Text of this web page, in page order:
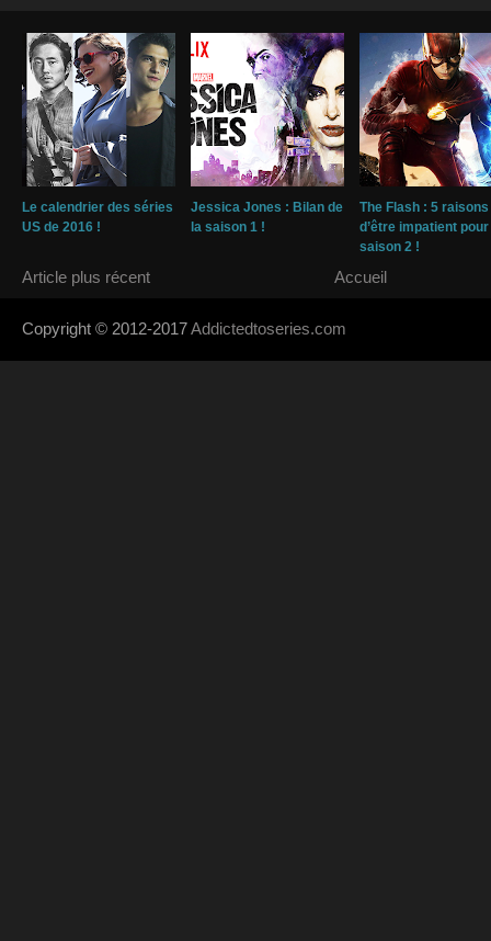
Le calendrier des séries
US de 2016 !
Jessica Jones : Bilan de
la saison 1 !
The Flash : 5 raisons
d’être impatient pour
saison 2 !
Article plus récent Accueil
Copyright © 2012-2017Addictedtoseries.com